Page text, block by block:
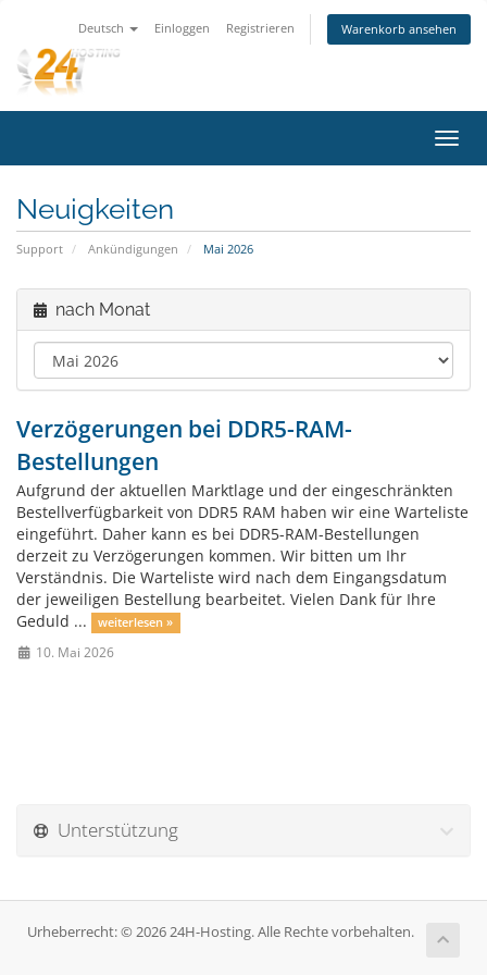
Deutsch Einloggen Registrieren Warenkorb ansehen
ein-/
Neuigkeiten
Support Ankündigungen Mai 2026
nach Monat
Verzögerungen bei DDR5-RAM-
Bestellungen
Aufgrund der aktuellen Marktlage und der eingeschränkten
Bestellverfügbarkeit von DDR5 RAM haben wir eine Warteliste
eingeführt. Daher kann es bei DDR5-RAM-Bestellungen
derzeit zu Verzögerungen kommen. Wir bitten um Ihr
Verständnis. Die Warteliste wird nach dem Eingangsdatum
der jeweiligen Bestellung bearbeitet. Vielen Dank für Ihre
Geduld ...
weiterlesen »
10. Mai 2026
Unterstützung
Urheberrecht: © 2026 24H-Hosting. Alle Rechte vorbehalten.